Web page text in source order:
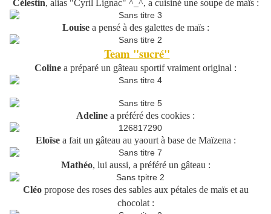
Célestin, alias "Cyril Lignac" ^_^, a cuisiné une soupe de maïs :
Louisea pensé à des galettes de maïs :
Team "sucré"
Coline a préparé un gâteau sportif vraiment original :
Adeline a préféré des cookies :
Eloïsea fait un gâteau au yaourt à base de Maïzena :
Mathéo, lui aussi, a préféré un gâteau :
Cléopropose des roses des sables aux pétales de maïs et au
chocolat :